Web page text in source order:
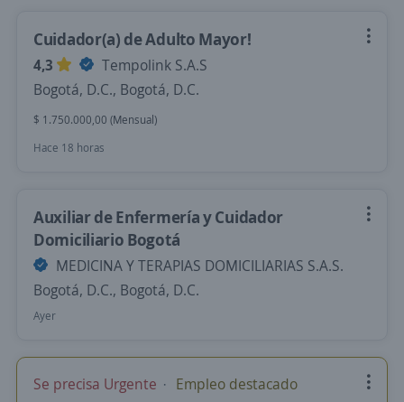
Cuidador(a) de Adulto Mayor!
4,3
Tempolink S.A.S
Bogotá, D.C., Bogotá, D.C.
$ 1.750.000,00 (Mensual)
Hace 18 horas
Auxiliar de Enfermería y Cuidador
Domiciliario Bogotá
MEDICINA Y TERAPIAS DOMICILIARIAS S.A.S.
Bogotá, D.C., Bogotá, D.C.
Ayer
Se precisa Urgente Empleo destacado